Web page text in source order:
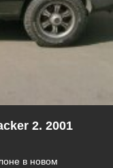
2. 2001
в новом